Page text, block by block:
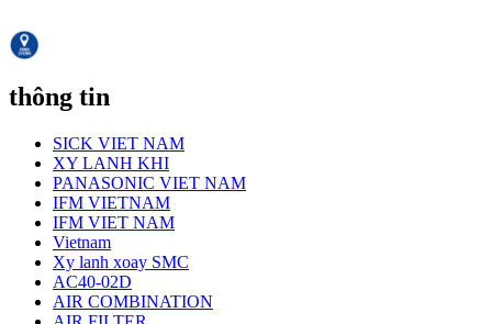
thông tin
SICK VIET NAM
XY LANH KHI
PANASONIC VIET NAM
IFM VIETNAM
IFM VIET NAM
Vietnam
Xy lanh xoay SMC
AC40-02D
AIR COMBINATION